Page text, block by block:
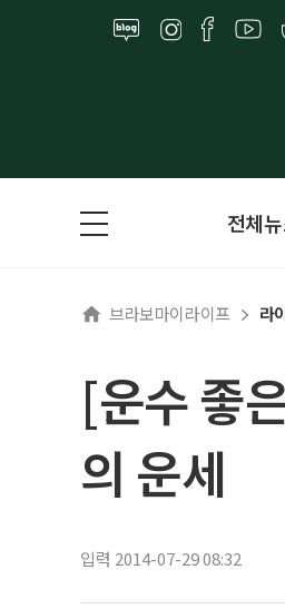
전체
브라보마이라이프 라
[운수 좋
의 운세
입력 2014-07-29 08:32